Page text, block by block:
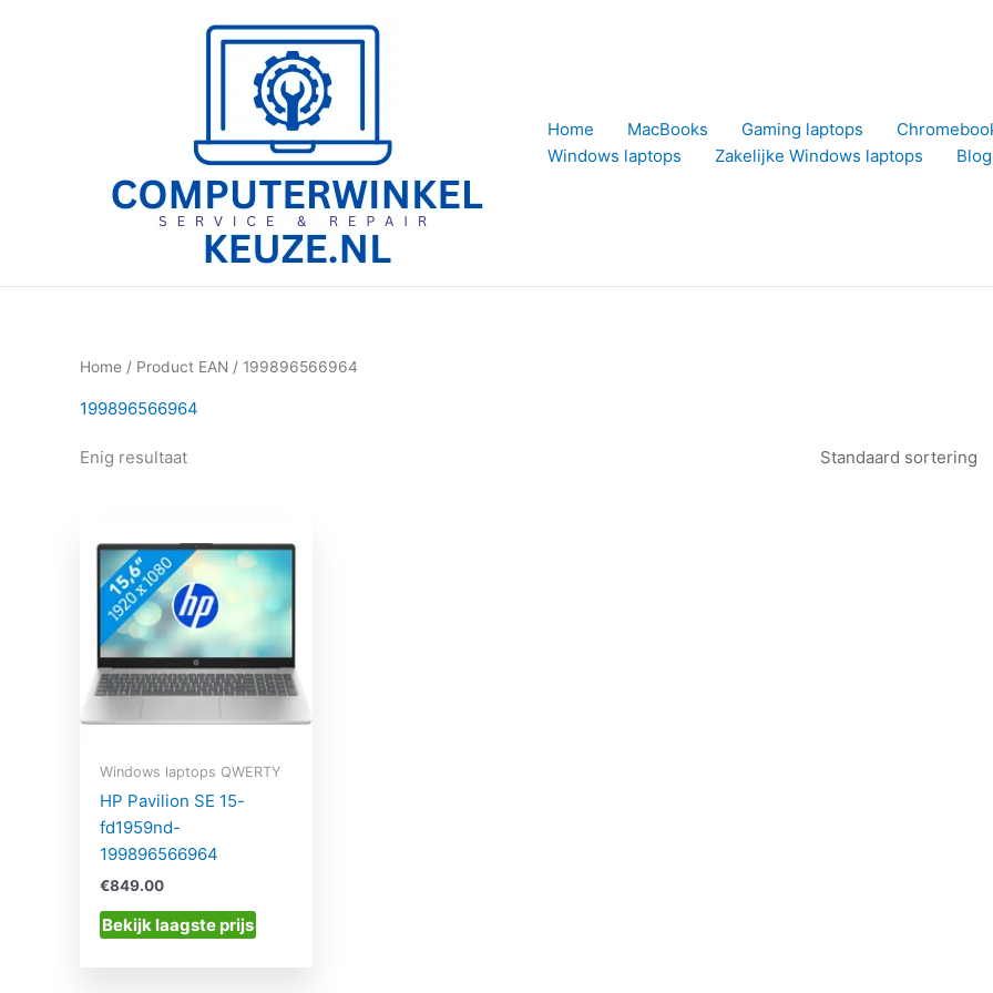
Home
MacBooks Gaming laptops
Windows laptops
Zakelijke Windows laptops Blog
Home / Product EAN / 199896566964
199896566964
Enig resultaat
Windows laptops QWERTY
HP Pavilion SE 15-
fd1959nd-
199896566964
€849.00
Bekijk laagste prijs